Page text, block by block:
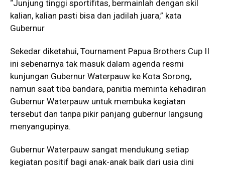
“Junjung tinggi sportifitas, bermainlah dengan skil
kalian, kalian pasti bisa dan jadilah juara,” kata
Gubernur
Sekedar diketahui, Tournament Papua Brothers Cup II
ini sebenarnya tak masuk dalam agenda resmi
kunjungan Gubernur Waterpauw ke Kota Sorong,
namun saat tiba bandara, panitia meminta kehadiran
Gubernur Waterpauw untuk membuka kegiatan
tersebut dan tanpa pikir panjang gubernur langsung
menyangupinya.
Gubernur Waterpauw sangat mendukung setiap
kegiatan positif bagi anak-anak baik dari usia dini